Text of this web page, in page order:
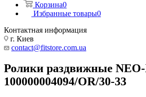
Корзина0
Избранные товары0
Контактная информация
г. Киев
contact@fitstore.com.ua
Ролики раздвижные
100000004094/OR/30-33